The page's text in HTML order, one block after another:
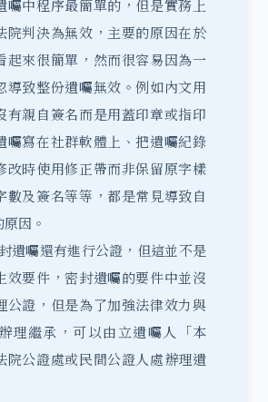
囑中程序最簡單的，但是實務上
院判決為無效，主要的原因在於
起來很簡單，然而很容易因為一
導致整份遺囑無效。例如內文用
有親自簽名而是用蓋印章或指印
囑寫在社群軟體上、把遺囑紀錄
改時使用修正帶而非保留原字樣
數及簽名等等，都是常見導致自
因。
囑還有進行公證，但這並不是
效要件，密封遺囑的要件中並沒
公證，但是為了加強法律效力與
理繼承，可以由立遺囑人「本
院公證處或民間公證人處辦理遺